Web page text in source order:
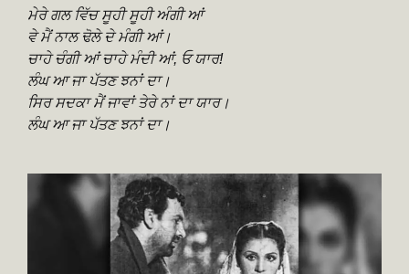
ਮੇਰੇ ਗਲ ਵਿੱਚ ਸੂਹੀ ਸੂਹੀ ਅੰਗੀ ਆਂ
ਵੇ ਮੈਂ ਨਾਲ ਢੋਲੇ ਦੇ ਮੰਗੀ ਆਂ।
ਚਾਹੇ ਚੰਗੀ ਆਂ ਚਾਹੇ ਮੰਦੀ ਆਂ, ਓ ਯਾਰ!
ਲੰਘ ਆ ਜਾ ਪੱਤਣ ਝਨਾਂ ਦਾ।
ਸਿਰ ਸਦਕਾ ਮੈਂ ਜਾਵਾਂ ਤੇਰੇ ਨਾਂ ਦਾ ਯਾਰ।
ਲੰਘ ਆ ਜਾ ਪੱਤਣ ਝਨਾਂ ਦਾ।